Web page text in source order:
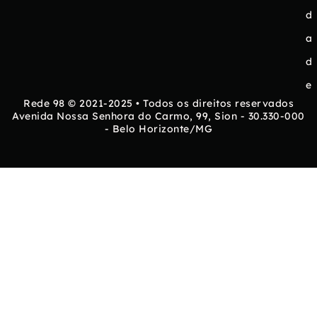
d
a
d
e
Rede 98 © 2021-2025 • Todos os direitos reservados
Avenida Nossa Senhora do Carmo, 99, Sion - 30.330-000
- Belo Horizonte/MG